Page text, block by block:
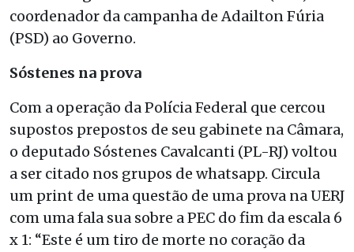
coordenador da campanha de Adailton Fúria
(PSD) ao Governo.
Sóstenes na prova
Com a operação da Polícia Federal que cercou
supostos prepostos de seu gabinete na Câmara,
o deputado Sóstenes Cavalcanti (PL-RJ) voltou
a ser citado nos grupos de whatsapp. Circula
um print de uma questão de uma prova na UERJ
com uma fala sua sobre a PEC do fim da escala 6
x 1: “Este é um tiro de morte no coração da